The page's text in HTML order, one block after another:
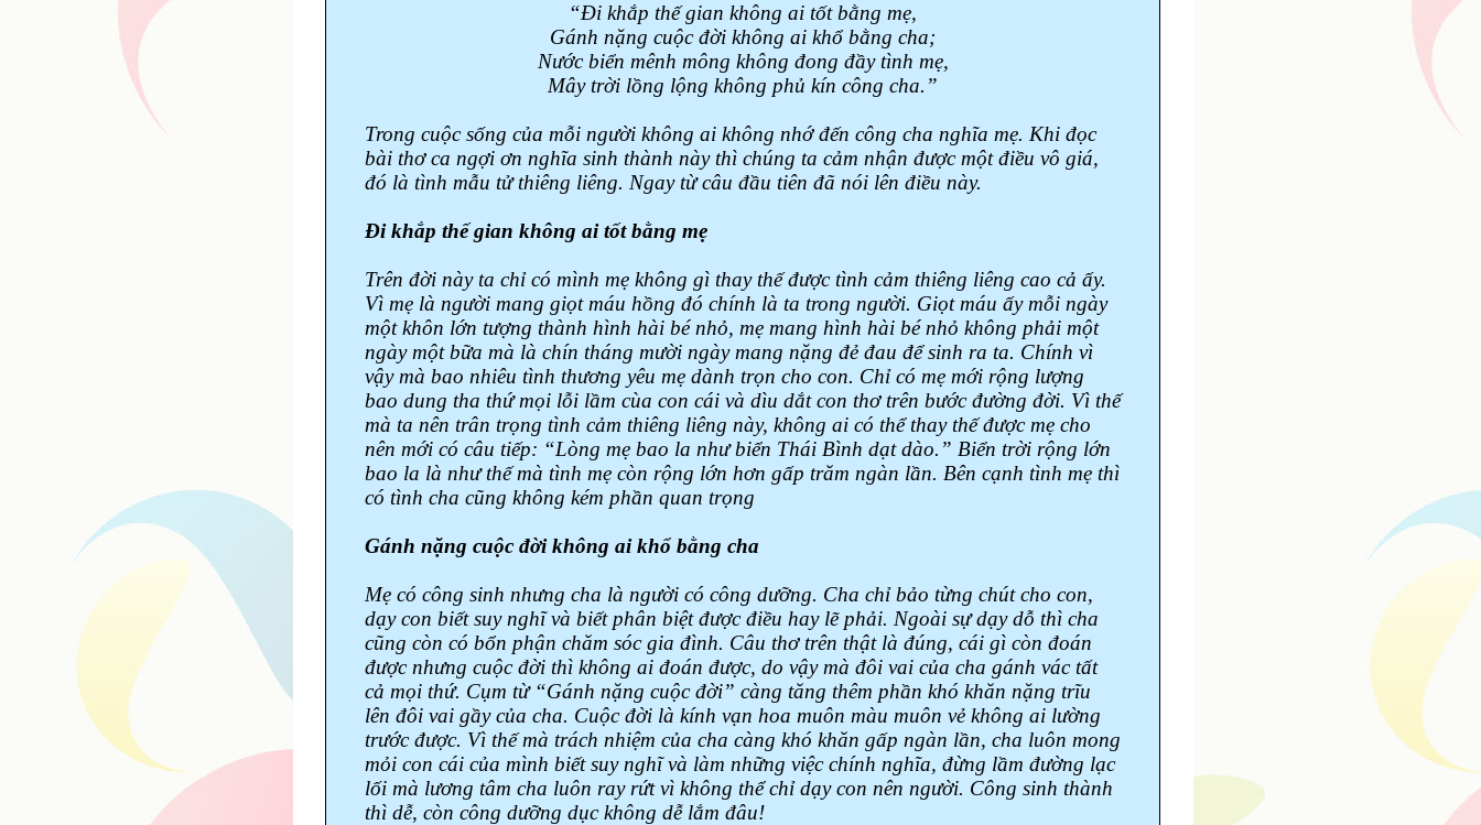
“Đi khắp thế gian không ai tốt bằng mẹ,
Gánh nặng cuộc đời không ai khổ bằng cha;
Nước biển mênh mông không đong đầy tình mẹ,
Mây trời lồng lộng không phủ kín công cha.”
Trong cuộc sống của mỗi người không ai không nhớ đến công cha nghĩa mẹ. Khi đọc
bài thơ ca ngợi ơn nghĩa sinh thành này thì chúng ta cảm nhận được một điều vô giá,
đó là tình mẫu tử thiêng liêng. Ngay từ câu đầu tiên đã nói lên điều này.
Đi khắp thế gian không ai tốt bằng mẹ
Trên đời này ta chỉ có mình mẹ không gì thay thế được tình cảm thiêng liêng cao cả ấy.
Vì mẹ là người mang giọt máu hồng đó chính là ta trong người. Giọt máu ấy mỗi ngày
một khôn lớn tượng thành hình hài bé nhỏ, mẹ mang hình hài bé nhỏ không phải một
ngày một bữa mà là chín tháng mười ngày mang nặng đẻ đau để sinh ra ta. Chính vì
vậy mà bao nhiêu tình thương yêu mẹ dành trọn cho con. Chỉ có mẹ mới rộng lượng
bao dung tha thứ mọi lỗi lầm cùa con cái và dìu dắt con thơ trên bước đường đời. Vì thế
mà ta nên trân trọng tình cảm thiêng liêng này, không ai có thể thay thế được mẹ cho
nên mới có câu tiếp: “Lòng mẹ bao la như biển Thái Bình dạt dào.” Biển trời rộng lớn
bao la là như thế mà tình mẹ còn rộng lớn hơn gấp trăm ngàn lần. Bên cạnh tình mẹ thì
có tình cha cũng không kém phần quan trọng
Gánh nặng cuộc đời không ai khổ bằng cha
Mẹ có công sinh nhưng cha là người có công dưỡng. Cha chỉ bảo từng chút cho con,
dạy con biết suy nghĩ và biết phân biệt được điều hay lẽ phải. Ngoài sự dạy dỗ thì cha
cũng còn có bổn phận chăm sóc gia đình. Câu thơ trên thật là đúng, cái gì còn đoán
được nhưng cuộc đời thì không ai đoán được, do vậy mà đôi vai của cha gánh vác tất
cả mọi thứ. Cụm từ “Gánh nặng cuộc đời” càng tăng thêm phần khó khăn nặng trĩu
lên đôi vai gầy của cha. Cuộc đời là kính vạn hoa muôn màu muôn vẻ không ai lường
trước được. Vì thế mà trách nhiệm của cha càng khó khăn gấp ngàn lần, cha luôn mong
mỏi con cái của mình biết suy nghĩ và làm những việc chính nghĩa, đừng lầm đường lạc
lối mà lương tâm cha luôn ray rứt vì không thể chỉ dạy con nên người. Công sinh thành
thì dễ, còn công dưỡng dục không dễ lắm đâu!